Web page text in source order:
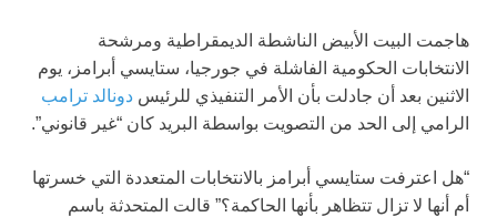
هاجمت البيت الأبيض الناشطة الديمقراطية ومرشحة
الانتخابات الحكومية الفاشلة في جورجيا، ستايسي أبرامز، يوم
الاثنين بعد أن جادلت بأن الأمر التنفيذي للرئيس دونالد ترامب
الرامي إلى الحد من التصويت بواسطة البريد كان “غير قانوني”.
“هل اعترفت ستايسي أبرامز بالانتخابات المتعددة التي خسرتها
أم أنها لا تزال تتظاهر بأنها الحاكمة؟” قالت المتحدثة باسم